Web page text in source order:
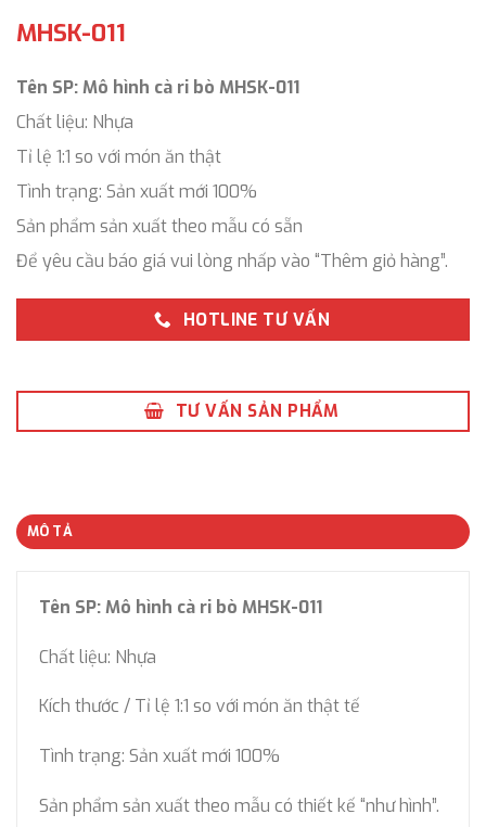
MHSK-011
Tên SP: Mô hình cà ri bò MHSK-011
Chất liệu: Nhựa
Tỉ lệ 1:1 so với món ăn thật
Tình trạng: Sản xuất mới 100%
Sản phẩm sản xuất theo mẫu có sẵn
Để yêu cầu báo giá vui lòng nhấp vào “Thêm giỏ hàng”.
HOTLINE TƯ VẤN
TƯ VẤN SẢN PHẨM
MÔ TẢ
Tên SP: Mô hình cà ri bò MHSK-011
Chất liệu: Nhựa
Kích thước / Tỉ lệ 1:1 so với món ăn thật tế
Tình trạng: Sản xuất mới 100%
Sản phẩm sản xuất theo mẫu có thiết kế “như hình”.